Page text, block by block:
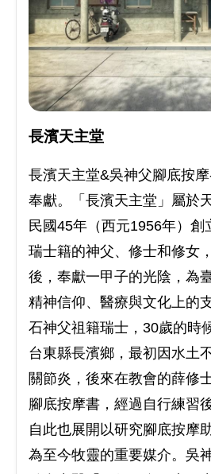
長濱天主堂
長濱天主堂&吳神父腳底按
奉獻。「長濱天主堂」屬於
民國45年（西元1956年）創
瑞士籍的神父、修士和修女
後，奉獻一甲子的光陰，為
精神信仰、醫療與文化上的
石神父祖籍瑞士，30歲的時
台東縣長濱鄉，最初因水土
關節炎，後來在教會的薛修
腳底按摩書，經過自行練習
自此也展開以研究腳底按摩
為至今牧靈的重要媒介。吳